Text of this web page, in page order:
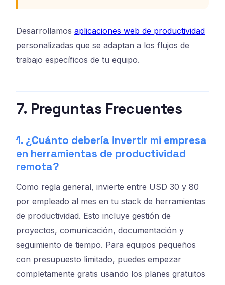
Desarrollamos aplicaciones web de productividad
personalizadas que se adaptan a los flujos de
trabajo específicos de tu equipo.
7. Preguntas Frecuentes
1. ¿Cuánto debería invertir mi empresa
en herramientas de productividad
remota?
Como regla general, invierte entre USD 30 y 80
por empleado al mes en tu stack de herramientas
de productividad. Esto incluye gestión de
proyectos, comunicación, documentación y
seguimiento de tiempo. Para equipos pequeños
con presupuesto limitado, puedes empezar
completamente gratis usando los planes gratuitos